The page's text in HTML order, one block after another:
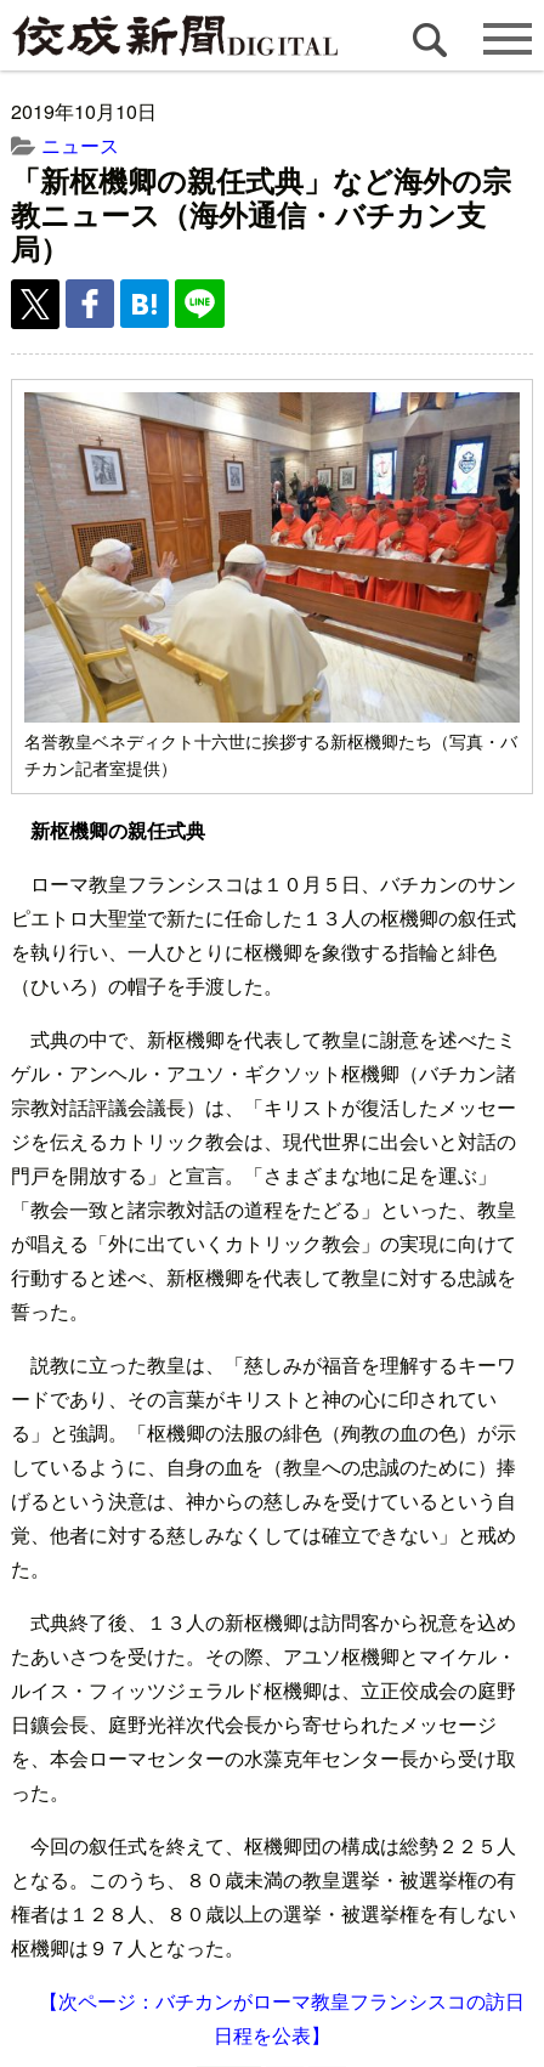
2019年10月10日
ニュース
「新枢機卿の親任式典」など海外の宗
教ニュース（海外通信・バチカン支
局）
名誉教皇ベネディクト十六世に挨拶する新枢機卿たち（写真・バ
チカン記者室提供）
新枢機卿の親任式典
ローマ教皇フランシスコは１０月５日、バチカンのサン
ピエトロ大聖堂で新たに任命した１３人の枢機卿の叙任式
を執り行い、一人ひとりに枢機卿を象徴する指輪と緋色
（ひいろ）の帽子を手渡した。
式典の中で、新枢機卿を代表して教皇に謝意を述べたミ
ゲル・アンヘル・アユソ・ギクソット枢機卿（バチカン諸
宗教対話評議会議長）は、「キリストが復活したメッセー
ジを伝えるカトリック教会は、現代世界に出会いと対話の
門戸を開放する」と宣言。「さまざまな地に足を運ぶ」
「教会一致と諸宗教対話の道程をたどる」といった、教皇
が唱える「外に出ていくカトリック教会」の実現に向けて
行動すると述べ、新枢機卿を代表して教皇に対する忠誠を
誓った。
説教に立った教皇は、「慈しみが福音を理解するキーワ
ードであり、その言葉がキリストと神の心に印されてい
る」と強調。「枢機卿の法服の緋色（殉教の血の色）が示
しているように、自身の血を（教皇への忠誠のために）捧
げるという決意は、神からの慈しみを受けているという自
覚、他者に対する慈しみなくしては確立できない」と戒め
た。
式典終了後、１３人の新枢機卿は訪問客から祝意を込め
たあいさつを受けた。その際、アユソ枢機卿とマイケル・
ルイス・フィッツジェラルド枢機卿は、立正佼成会の庭野
日鑛会長、庭野光祥次代会長から寄せられたメッセージ
を、本会ローマセンターの水藻克年センター長から受け取
った。
今回の叙任式を終えて、枢機卿団の構成は総勢２２５人
となる。このうち、８０歳未満の教皇選挙・被選挙権の有
権者は１２８人、８０歳以上の選挙・被選挙権を有しない
枢機卿は９７人となった。
【次ページ：バチカンがローマ教皇フランシスコの訪日
日程を公表】